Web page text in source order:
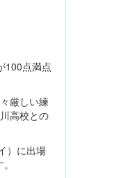
100点満点
厳しい練
高校との
）に出場